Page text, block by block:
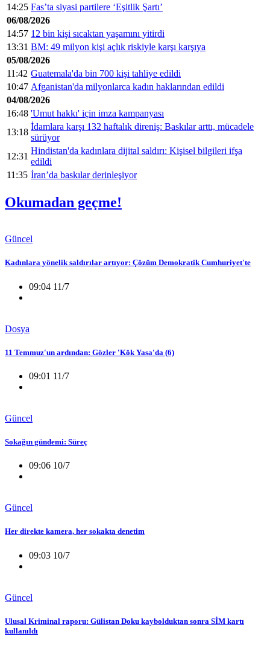
14:25 Fas’ta siyasi partilere ‘Eşitlik Şartı’
06/08/2026
14:57 12 bin kişi sıcaktan yaşamını yitirdi
13:31 BM: 49 milyon kişi açlık riskiyle karşı karşıya
05/08/2026
11:42 Guatemala'da bin 700 kişi tahliye edildi
10:47 Afganistan'da milyonlarca kadın haklarından edildi
04/08/2026
16:48 'Umut hakkı' için imza kampanyası
13:18
İdamlara karşı 132 haftalık direniş: Baskılar arttı, mücadele
sürüyor
12:31
Hindistan'da kadınlara dijital saldırı: Kişisel bilgileri ifşa
edildi
11:35 İran’da baskılar derinleşiyor
Okumadan geçme!
Güncel
Kadınlara yönelik saldırılar artıyor: Çözüm Demokratik Cumhuriyet'te
09:04 11/7
Dosya
11 Temmuz'un ardından: Gözler 'Kök Yasa'da (6)
09:01 11/7
Güncel
Sokağın gündemi: Süreç
09:06 10/7
Güncel
Her direkte kamera, her sokakta denetim
09:03 10/7
Güncel
Ulusal Kriminal raporu: Gülistan Doku kaybolduktan sonra SİM kartı
kullanıldı